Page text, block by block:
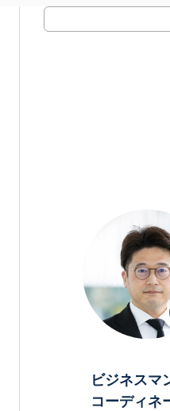
ビジネスマ
コーディネ